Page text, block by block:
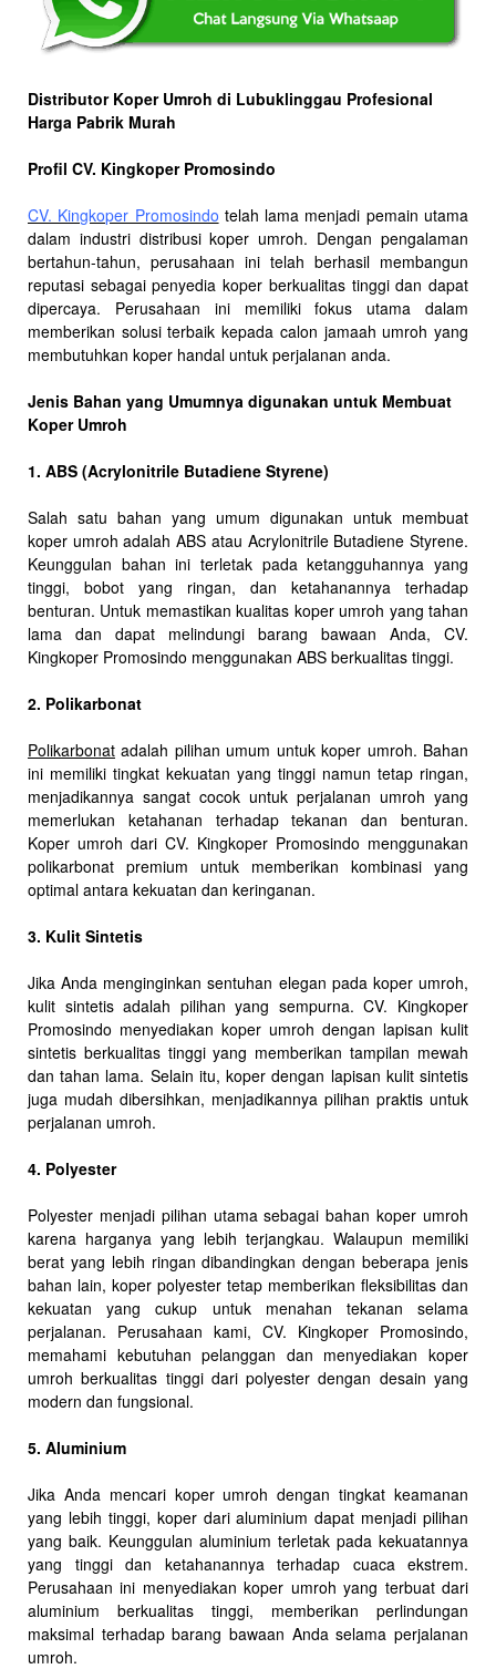
Distributor Koper Umroh di Lubuklinggau Profesional
Harga Pabrik Murah
Profil CV. Kingkoper Promosindo
CV. Kingkoper Promosindo telah lama menjadi pemain utama
dalam industri distribusi koper umroh. Dengan pengalaman
bertahun-tahun, perusahaan ini telah berhasil membangun
reputasi sebagai penyedia koper berkualitas tinggi dan dapat
dipercaya. Perusahaan ini memiliki fokus utama dalam
memberikan solusi terbaik kepada calon jamaah umroh yang
membutuhkan koper handal untuk perjalanan anda.
Jenis Bahan yang Umumnya digunakan untuk Membuat
Koper Umroh
1. ABS (Acrylonitrile Butadiene Styrene)
Salah satu bahan yang umum digunakan untuk membuat
koper umroh adalah ABS atau Acrylonitrile Butadiene Styrene.
Keunggulan bahan ini terletak pada ketangguhannya yang
tinggi, bobot yang ringan, dan ketahanannya terhadap
benturan. Untuk memastikan kualitas koper umroh yang tahan
lama dan dapat melindungi barang bawaan Anda, CV.
Kingkoper Promosindo menggunakan ABS berkualitas tinggi.
2. Polikarbonat
Polikarbonat adalah pilihan umum untuk koper umroh. Bahan
ini memiliki tingkat kekuatan yang tinggi namun tetap ringan,
menjadikannya sangat cocok untuk perjalanan umroh yang
memerlukan ketahanan terhadap tekanan dan benturan.
Koper umroh dari CV. Kingkoper Promosindo menggunakan
polikarbonat premium untuk memberikan kombinasi yang
optimal antara kekuatan dan keringanan.
3. Kulit Sintetis
Jika Anda menginginkan sentuhan elegan pada koper umroh,
kulit sintetis adalah pilihan yang sempurna. CV. Kingkoper
Promosindo menyediakan koper umroh dengan lapisan kulit
sintetis berkualitas tinggi yang memberikan tampilan mewah
dan tahan lama. Selain itu, koper dengan lapisan kulit sintetis
juga mudah dibersihkan, menjadikannya pilihan praktis untuk
perjalanan umroh.
4. Polyester
Polyester menjadi pilihan utama sebagai bahan koper umroh
karena harganya yang lebih terjangkau. Walaupun memiliki
berat yang lebih ringan dibandingkan dengan beberapa jenis
bahan lain, koper polyester tetap memberikan fleksibilitas dan
kekuatan yang cukup untuk menahan tekanan selama
perjalanan. Perusahaan kami, CV. Kingkoper Promosindo,
memahami kebutuhan pelanggan dan menyediakan koper
umroh berkualitas tinggi dari polyester dengan desain yang
modern dan fungsional.
5. Aluminium
Jika Anda mencari koper umroh dengan tingkat keamanan
yang lebih tinggi, koper dari aluminium dapat menjadi pilihan
yang baik. Keunggulan aluminium terletak pada kekuatannya
yang tinggi dan ketahanannya terhadap cuaca ekstrem.
Perusahaan ini menyediakan koper umroh yang terbuat dari
aluminium berkualitas tinggi, memberikan perlindungan
maksimal terhadap barang bawaan Anda selama perjalanan
umroh.